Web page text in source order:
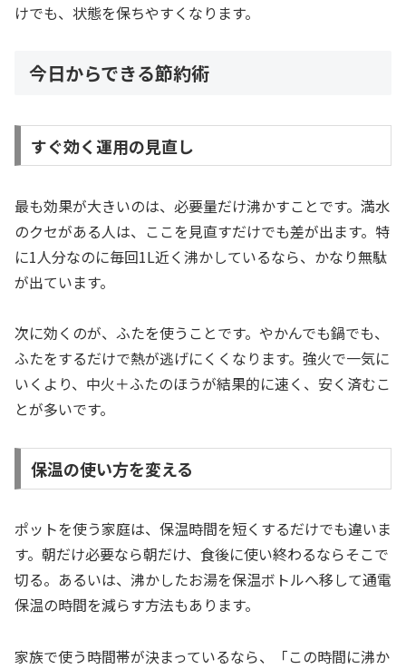
けでも、状態を保ちやすくなります。
今日からできる節約術
すぐ効く運用の見直し
最も効果が大きいのは、必要量だけ沸かすことです。満水
のクセがある人は、ここを見直すだけでも差が出ます。特
に1人分なのに毎回1L近く沸かしているなら、かなり無駄
が出ています。
次に効くのが、ふたを使うことです。やかんでも鍋でも、
ふたをするだけで熱が逃げにくくなります。強火で一気に
いくより、中火＋ふたのほうが結果的に速く、安く済むこ
とが多いです。
保温の使い方を変える
ポットを使う家庭は、保温時間を短くするだけでも違いま
す。朝だけ必要なら朝だけ、食後に使い終わるならそこで
切る。あるいは、沸かしたお湯を保温ボトルへ移して通電
保温の時間を減らす方法もあります。
家族で使う時間帯が決まっているなら、「この時間に沸か